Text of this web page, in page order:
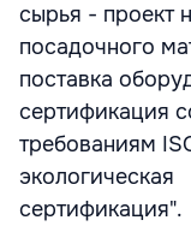
сырья - проект
посадочного
поставка
сертификация
требованиям
экологическая
сертификация".